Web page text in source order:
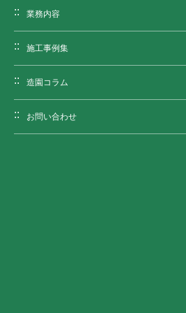
業務内容
施工事例集
造園コラム
お問い合わせ